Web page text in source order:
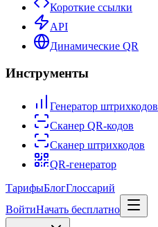
Короткие ссылки
API
Динамические QR
Инструменты
Генератор штрихкодов
Сканер QR-кодов
Сканер штрихкодов
QR-генератор
ТарифыБлогГлоссарий
ВойтиНачать бесплатно